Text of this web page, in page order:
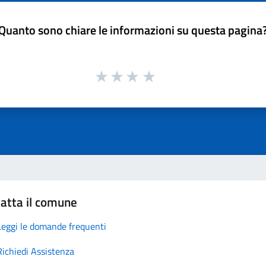
sono chiare le informazioni su questa
il comune
le domande frequenti
Assistenza